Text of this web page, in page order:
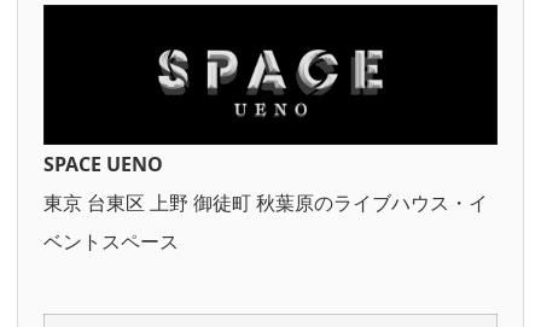
SPACE UENO
東京 台東区 上野 御徒町 秋葉原のライブハウス・イ
ベントスペース